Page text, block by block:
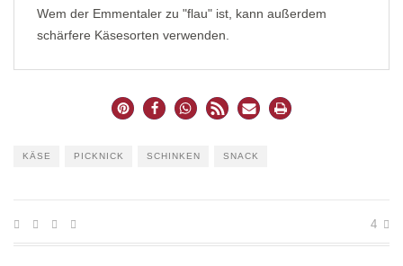
Wem der Emmentaler zu "flau" ist, kann außerdem
schärfere Käsesorten verwenden.
KÄSE PICKNICK SCHINKEN SNACK
4